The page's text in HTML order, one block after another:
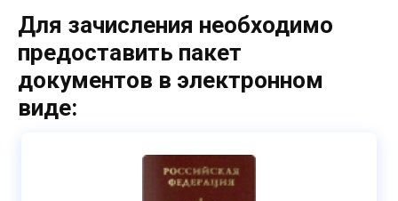
Для зачисления необходимо
предоставить пакет
документов в электронном
виде: